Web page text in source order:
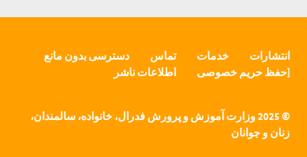
انتشارات خدمات تماس
دسترسی بدون مانع
[حفظ حریم خصوصی
اطلاعات ناشر
© 2025 وزارت آموزش و پرورش فدرال، خانواده، سالمندان،
زنان و جوانان